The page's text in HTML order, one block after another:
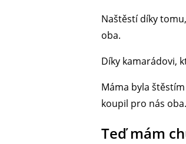
Naštěstí díky
oba.
Díky kamarádovi,
Máma byla
koupil pro nás oba.
Teď mám